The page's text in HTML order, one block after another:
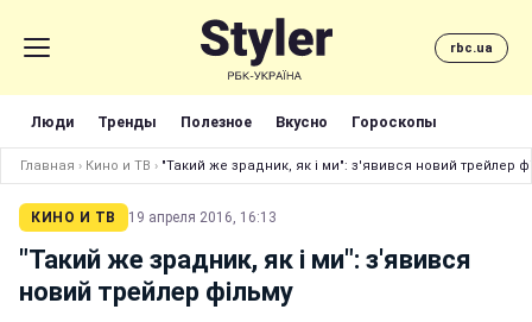
rbc.ua
Люди Тренды Полезное Вкусно Гороскопы
Главная › Кино и ТВ › "Такий же зрадник, як і ми": з'явився новий трейлер
КИНО И ТВ 19 апреля 2016, 16:13
"Такий же зрадник, як і ми": з'явився
новий трейлер фільму